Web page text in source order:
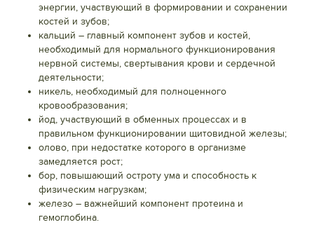
энергии, участвующий в формировании и сохранении
костей и зубов;
кальций – главный компонент зубов и костей,
необходимый для нормального функционирования
нервной системы, свертывания крови и сердечной
деятельности;
никель, необходимый для полноценного
кровообразования;
йод, участвующий в обменных процессах и в
правильном функционировании щитовидной железы;
олово, при недостатке которого в организме
замедляется рост;
бор, повышающий остроту ума и способность к
физическим нагрузкам;
железо – важнейший компонент протеина и
гемоглобина.